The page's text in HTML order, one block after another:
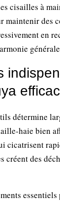
cisailles à
maintenir des
en
détermine
haie bien
cicatrisent
créent des